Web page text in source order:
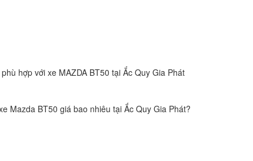
hợp với xe MAZDA BT50 tại Ắc Quy Gia Phát
Mazda BT50 giá bao nhiêu tại Ắc Quy Gia Phát?